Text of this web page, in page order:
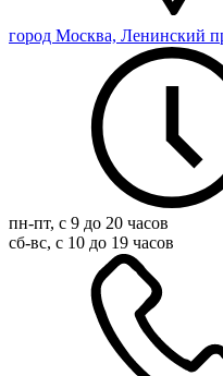
город Москва, Ленинский
пн-пт, с 9 до 20 часов
сб-вс, с 10 до 19 часов